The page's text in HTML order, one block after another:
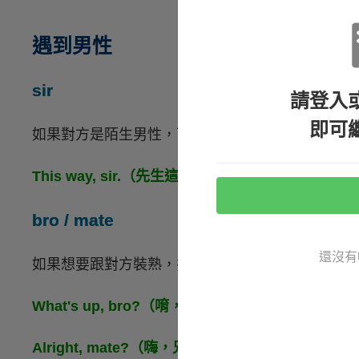
遇到男性
sir
如果對方是陌生男性，可以直接用 來稱呼對方
This way, sir.（先生這邊請。）
bro / mate
如果想要跟對方裝熟，拉近距離，可以用美式英文
What's up, bro?（唷，兄弟！）
Alright, mate?（嗨，兄弟！）
請登入
即可
還沒